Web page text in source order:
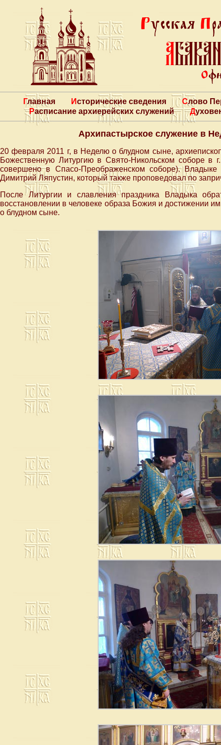
Главная Исторические сведения
Слово
Расписание архиерейских служений
Архипастырское служение в
20 февраля 2011 г, в Неделю о блудном сыне,
Божественную Литургию в Свято-Никольском соборе в
совершено в Спасо-Преображенском соборе).
Димитрий Ляпустин, который также проповедовал по
После Литургии и славления праздника Владыка
восстановлении в человеке образа Божия и достижении
о блудном сыне.